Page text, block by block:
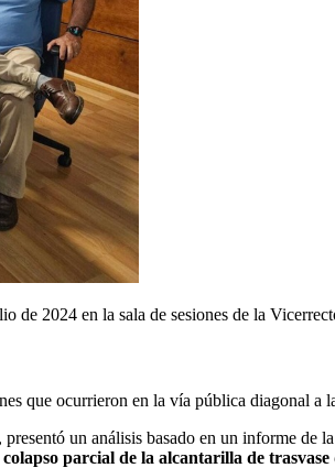
de 2024 en la sala de sesiones de la
que ocurrieron en la vía pública diagonal a
un análisis basado en un informe de
parcial de la alcantarilla de